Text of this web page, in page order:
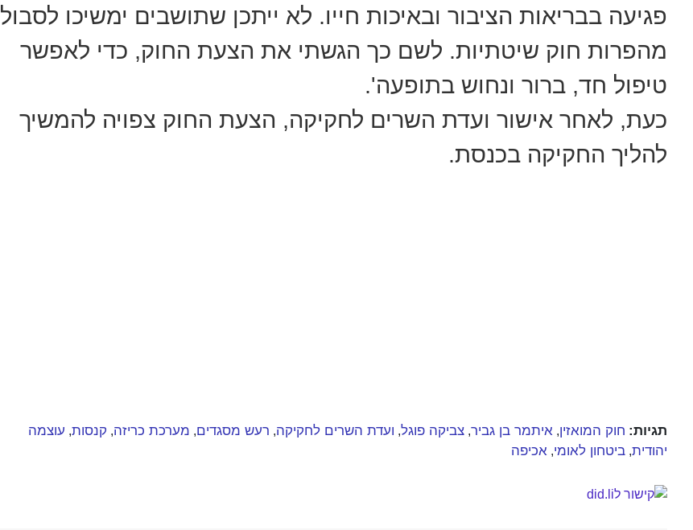
פגיעה בבריאות הציבור ובאיכות חייו. לא ייתכן שתושבים ימשיכו לסבול
מהפרות חוק שיטתיות. לשם כך הגשתי את הצעת החוק, כדי לאפשר
טיפול חד, ברור ונחוש בתופעה'.
כעת, לאחר אישור ועדת השרים לחקיקה, הצעת החוק צפויה להמשיך
להליך החקיקה בכנסת.
תגיות: חוק המואזין, איתמר בן גביר, צביקה פוגל, ועדת השרים לחקיקה, רעש מסגדים, מערכת כריזה, קנסות, עוצמה
יהודית, ביטחון לאומי, אכיפה